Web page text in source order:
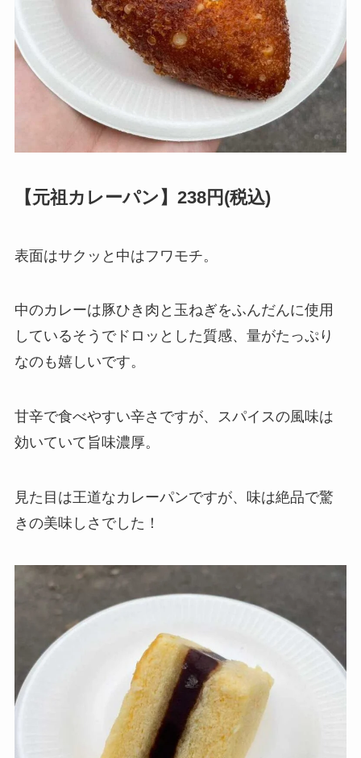
【元祖カレーパン】238円(税込)
表面はサクッと中はフワモチ。
中のカレーは豚ひき肉と玉ねぎをふんだんに使用
しているそうでドロッとした質感、量がたっぷり
なのも嬉しいです。
甘辛で食べやすい辛さですが、スパイスの風味は
効いていて旨味濃厚。
見た目は王道なカレーパンですが、味は絶品で驚
きの美味しさでした！